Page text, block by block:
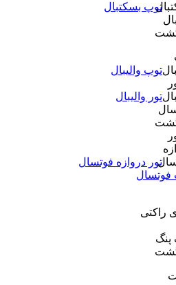
توپ بسکتبال
توپ والیبال
تور والیبال
تور دروازه فوتسال
فوتسال
راکتی
پنگ